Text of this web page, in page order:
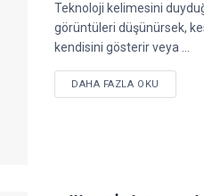
Teknoloji kelimesini
görüntüleri düşünürsek,
kendisini gösterir veya ...
DAHA FAZLA OKU